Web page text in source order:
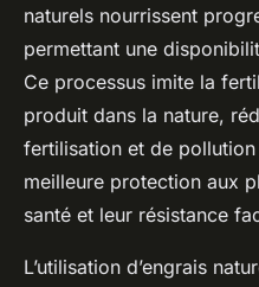
naturels nourrissent
permettant une
Ce processus imite la
produit dans la nature,
fertilisation et de
meilleure protection aux
santé et leur résistance
L’utilisation d’engrais